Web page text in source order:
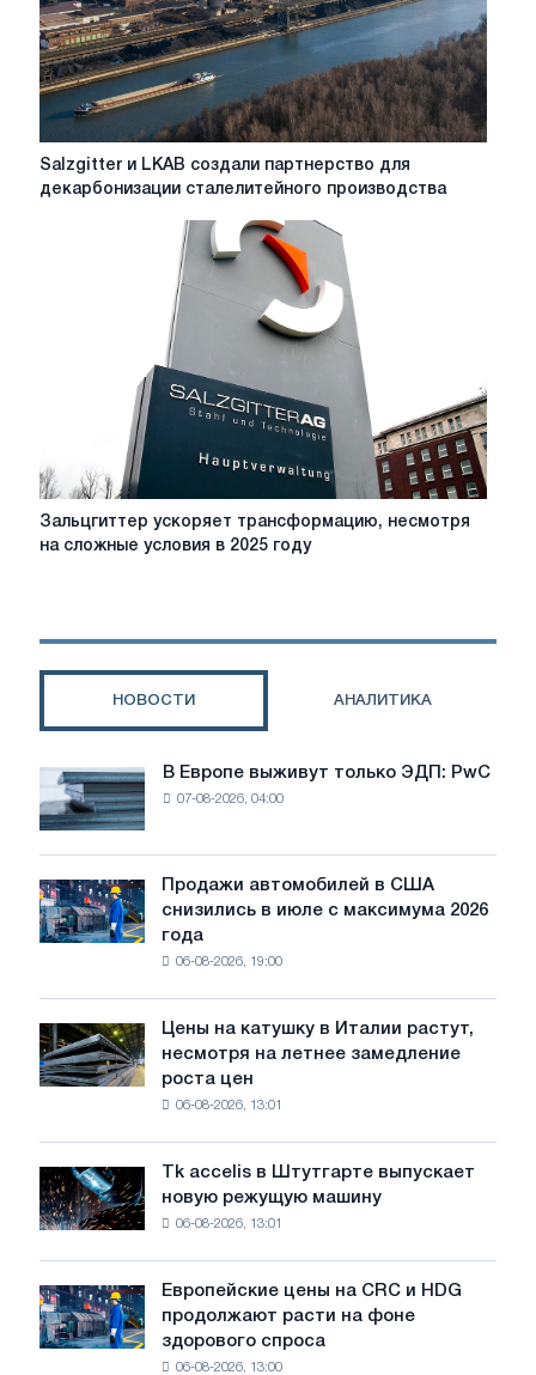
Salzgitter
декарбонизации
сталелитейного
Salzgitter и LKAB создали партнерство для
декарбонизации сталелитейного производства
Зальцгиттер
ускоряет
сложные
году
Зальцгиттер ускоряет трансформацию, несмотря
на сложные условия в 2025 году
НОВОСТИ АНАЛИТИКА
Европе
выживут
только
ЭДП:
PwC
В Европе выживут только ЭДП: PwC
07-08-2026, 04:00
Продажи
автомобилей
в
июле
с
максимума
года
Продажи автомобилей в США
снизились в июле с максимума 2026
года
06-08-2026, 19:00
Цены
на
катушку
несмотря
на
летнее
замедление
роста
цен
Цены на катушку в Италии растут,
несмотря на летнее замедление
роста цен
06-08-2026, 13:01
Tk
accelis
в
новую
режущую
машину
Tk accelis в Штутгарте выпускает
новую режущую машину
06-08-2026, 13:01
Европейские
цены
на
Европейские цены на CRC и HDG
продолжают расти на фоне
здорового спроса
06-08-2026, 13:00